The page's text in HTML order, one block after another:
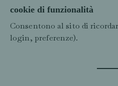
cookie di funzionalità
Consentono al sito di
login, preferenze).